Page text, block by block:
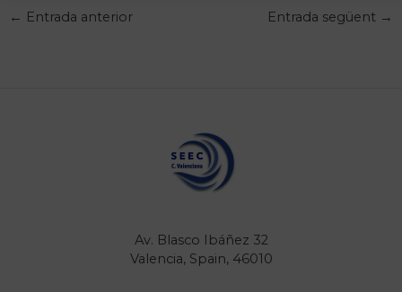
← Entrada anterior Entrada següent →
Av. Blasco Ibáñez 32
Valencia, Spain, 46010